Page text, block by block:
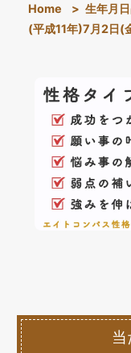
Home > 生年月
(平成11年)7月2日(